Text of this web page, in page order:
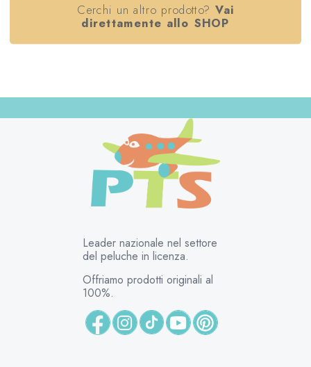
Cerchi un altro prodotto? Vai
direttamente allo SHOP
Leader nazionale nel settore
del peluche in licenza.
Offriamo prodotti originali al
100%.